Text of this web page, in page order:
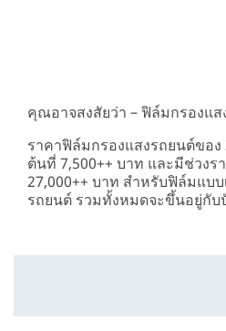
คุณอาจสงสัยว่า – ฟิล์มกรองแส
ราคาฟิล์มกรองแสงรถยนต์ของ
ต้นที่ 7,500++ บาท และมีช่วงร
27,000++ บาท สำหรับฟิล์มแบ
รถยนต์ รวมทั้งหมดจะขึ้นอยู่กับ